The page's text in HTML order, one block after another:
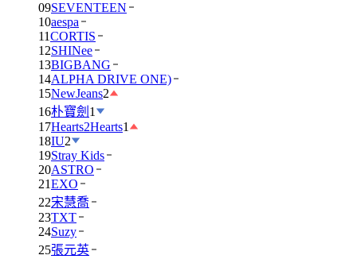
09SEVENTEEN
10aespa
11CORTIS
12SHINee
13BIGBANG
14ALPHA DRIVE ONE)
15NewJeans2
16朴寶劍 1
17Hearts2Hearts1
18IU2
19Stray Kids
20ASTRO
21EXO
22宋慧喬
23TXT
24Suzy
25張元英